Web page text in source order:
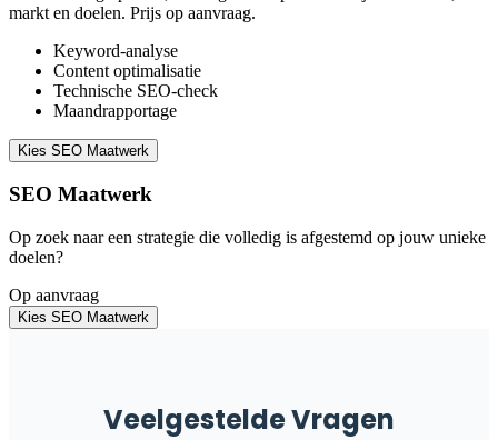
markt en doelen. Prijs op aanvraag.
Keyword-analyse
Content optimalisatie
Technische SEO-check
Maandrapportage
Kies SEO Maatwerk
SEO Maatwerk
Op zoek naar een strategie die volledig is afgestemd op jouw unieke
doelen?
Op aanvraag
Kies SEO Maatwerk
Veelgestelde Vragen